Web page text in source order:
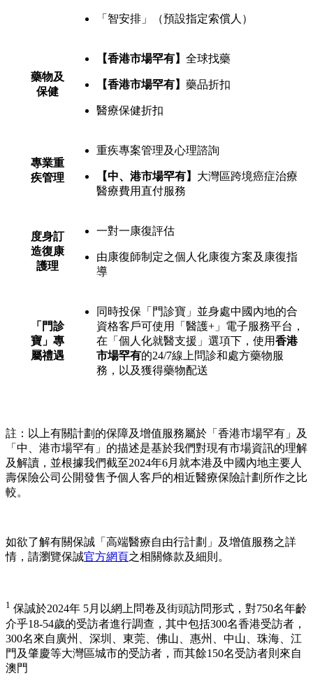
「智安排」（預設指定索償人）
藥物及
保健
【香港市場罕有】 全球找藥
【香港市場罕有】 藥品折扣
醫療保健折扣
專業重
疾管理
重疾專案管理及心理諮詢
【中、港市場罕有】 大灣區跨境癌症治療
醫療費用直付服務
度身訂
造復康
護理
一對一康復評估
由康復師制定之個人化康復方案及康復指
導
「門診
寶」專
屬禮遇
同時投保「門診寶」並身處中國內地的合
資格客戶可使用「醫護+」電子服務平台，
在「個人化就醫支援」選項下，使用香港
市場罕有的24/7線上問診和處方藥物服
務，以及獲得藥物配送
註：以上有關計劃的保障及增值服務屬於「香港市場罕有」及
「中、港市場罕有」的描述是基於我們對現有市場資訊的理解
及解讀，並根據我們截至2024年6月就本港及中國內地主要人
壽保險公司公開發售予個人客戶的相近醫療保險計劃所作之比
較。
如欲了解有關保誠「高端醫療自由行計劃」及增值服務之詳
情，請瀏覽保誠官方網頁之相關條款及細則。
1 保誠於2024年 5月以網上問卷及街頭訪問形式，對750名年齡
介乎18-54歲的受訪者進行調查，其中包括300名香港受訪者，
300名來自廣州、深圳、東莞、佛山、惠州、中山、珠海、江
門及肇慶等大灣區城市的受訪者，而其餘150名受訪者則來自
澳門